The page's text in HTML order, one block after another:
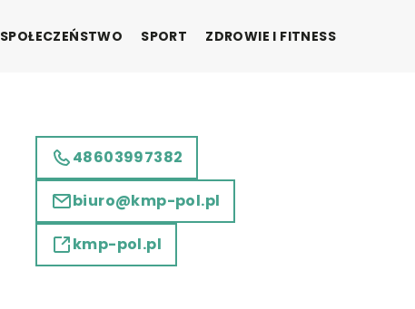
SPOŁECZEŃSTWO SPORT ZDROWIE I FITNESS
48603997382
biuro@kmp-pol.pl
kmp-pol.pl